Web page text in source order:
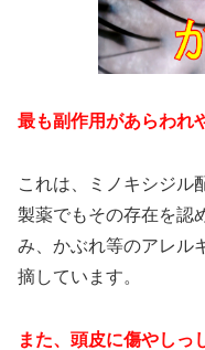
最も副作用があらわれ
これは、ミノキシジル
製薬でもその存在を認
み、かぶれ等のアレル
摘しています。
また、頭皮に傷やしっ